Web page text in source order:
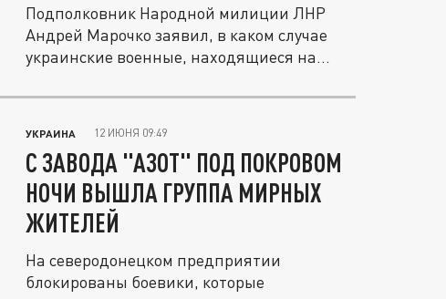
Подполковник Народной милиции ЛНР
Андрей Марочко заявил, в каком случае
украинские военные, находящиеся на...
УКРАИНА 12 ИЮНЯ 09:49
С ЗАВОДА "АЗОТ" ПОД ПОКРОВОМ
НОЧИ ВЫШЛА ГРУППА МИРНЫХ
ЖИТЕЛЕЙ
На северодонецком предприятии
блокированы боевики, которые